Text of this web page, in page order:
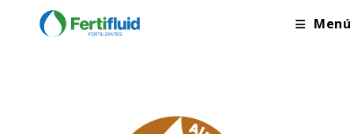
Menú